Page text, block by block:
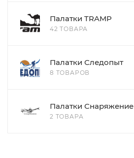
Палатки TRAMP
42 ТОВАРА
Палатки Следопыт
8 ТОВАРОВ
Палатки Снаряжение
2 ТОВАРА